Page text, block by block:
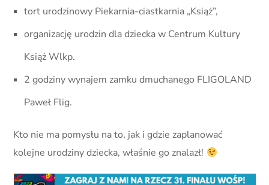
tort urodzinowy Piekarnia-ciastkarnia „Książ”,
organizację urodzin dla dziecka w Centrum Kultury
Książ Wlkp.
2 godziny wynajem zamku dmuchanego FLIGOLAND
Paweł Flig.
Kto nie ma pomysłu na to, jak i gdzie zaplanować
kolejne urodziny dziecka, właśnie go znalazł!